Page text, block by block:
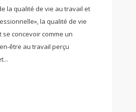
la qualité de vie au travail et
la qualité de vie
se concevoir comme un
être au travail perçu